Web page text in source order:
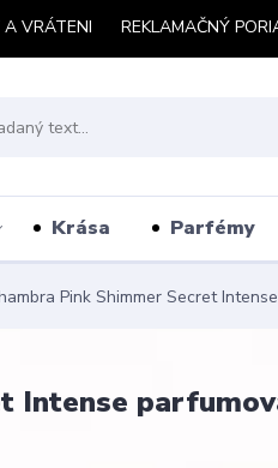
VRÁTENI REKLAMAČNÝ
Krása Parfémy
Pink Shimmer Secret
Intense